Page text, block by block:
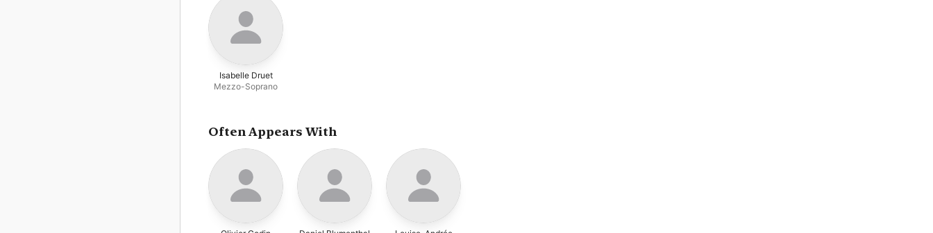
Isabelle Druet
Mezzo-Soprano
Often Appears With